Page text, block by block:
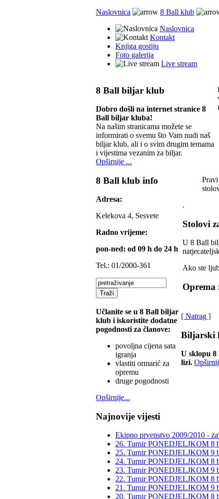
Naslovnica
8 Ball klub
Naslovnica
Kontakt
Knjiga gostiju
Foto galerija
Live stream
8 Ball biljar klub
Dobro došli na internet stranice 8
Ball biljar kluba!
Na našim stranicama možete se
informirati o svemu što Vam nudi naš
biljar klub, ali i o svim drugim temama
i vijestima vezanim za biljar.
Opširnije ...
8 Ball klub info
Adresa:
Kelekova 4, Sesvete
Radno vrijeme:
pon-ned: od 09 h do 24 h
Tel.: 01/2000-361
Učlanite se u 8 Ball biljar
klub i iskoristite dodatne
pogodnosti za članove:
povoljna cijena sata
igranja
vlastiti ormarić za
opremu
druge pogodnosti
Opširnije...
.
Stolovi
U 8 Ball
Ako ste
Oprema
[ Natrag ]
Biljarski
U sklopu
lizi.
Najnovije vijesti
Ekipno prvenstvo 2009/2010 -
26. Turnir PONEDJELJKOM 8
25. Turnir PONEDJELJKOM 9
24. Turnir PONEDJELJKOM 8
23. Turnir PONEDJELJKOM 9
22. Turnir PONEDJELJKOM 8
21. Turnir PONEDJELJKOM 9
20. Turnir PONEDJELJKOM 8